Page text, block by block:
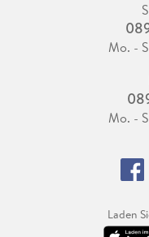
Mo. -
Mo. -
Laden